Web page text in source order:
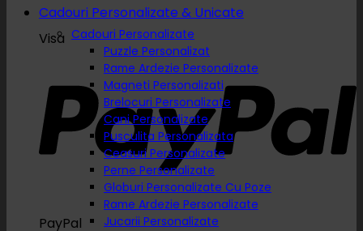
Visa
PayPal
Cadouri Personalizate & Unicate
Cadouri Personalizate
Puzzle Personalizat
Rame Ardezie Personalizate
Magneti Personalizati
Brelocuri Personalizate
Cani Personalizate
Pusculita Personalizata
Ceasuri Personalizate
Perne Personalizate
Globuri Personalizate Cu Poze
Rame Ardezie Personalizate
Jucarii Personalizate